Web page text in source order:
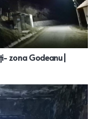
zona Godeanu|